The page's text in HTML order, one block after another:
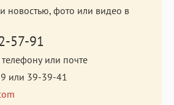
новостью, фото или видео в
57-91
или почте
или 39-39-41